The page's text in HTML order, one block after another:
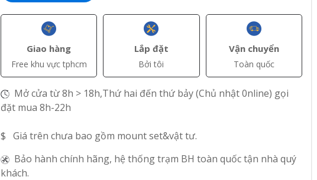
Giao hàng
Free khu vực tphcm
Lắp đặt
Bởi tôi
Vận chuyển
Toàn quốc
Mở cửa từ 8h > 18h,Thứ hai đến thứ bảy (Chủ nhật 0nline) gọi
đặt mua 8h-22h
$ Giá trên chưa bao gồm mount set&vật tư.
Bảo hành chính hãng, hệ thống trạm BH toàn quốc tận nhà quý
khách.